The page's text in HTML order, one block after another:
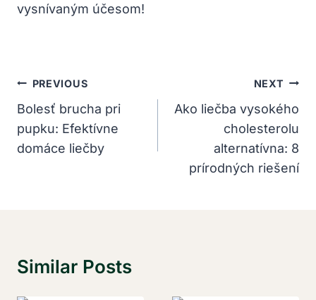
vysnívaným účesom!
Navigácia
V
Článku
PREVIOUS
Bolesť brucha pri
pupku: Efektívne
domáce liečby
NEXT
Ako liečba vysokého
cholesterolu
alternatívna: 8
prírodných riešení
Similar Posts